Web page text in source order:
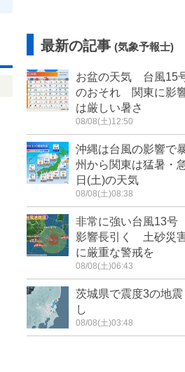
最新の記事 (気象予報士)
お盆の天気 台風15
のおそれ 関東に影
は厳しい暑さ
08/08(土)12:50
沖縄は台風の影響で
州から関東は猛暑・
日(土)の天気
08/08(土)08:38
非常に強い台風13
影響長引く 土砂災
に厳重な警戒を
08/08(土)06:43
茨城県で震度3の地
し
08/08(土)03:48